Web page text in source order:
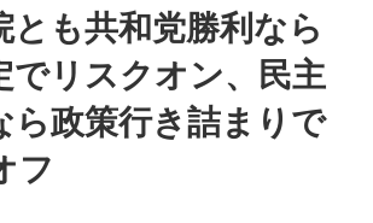
とも共和党勝利なら
でリスクオン、民主
ら政策行き詰まりで
フ